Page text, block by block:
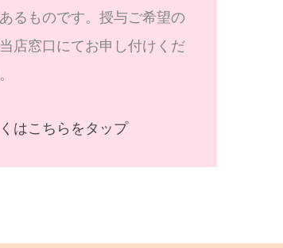
るものです。授与ご希望の
店窓口にてお申し付けくだ
はこちらをタップ